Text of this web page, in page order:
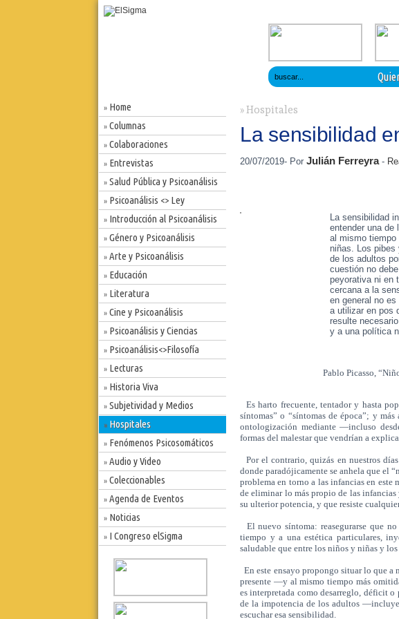
» Home
» Columnas
» Colaboraciones
» Entrevistas
» Salud Pública y Psicoanálisis
» Psicoanálisis <> Ley
» Introducción al Psicoanálisis
» Género y Psicoanálisis
» Arte y Psicoanálisis
» Educación
» Literatura
» Cine y Psicoanálisis
» Psicoanálisis y Ciencias
» Psicoanálisis<>Filosofía
» Lecturas
» Historia Viva
» Subjetividad y Medios
» Hospitales
» Fenómenos Psicosomáticos
» Audio y Video
» Coleccionables
» Agenda de Eventos
» Noticias
» I Congreso elSigma
» Hospitales
La sensibilidad
20/07/2019- Por Julián Ferreyra -
La sensibilidad
entender una
al mismo
niñas. Los pibes
de los adultos
cuestión no
peyorativa ni en
cercana a la
en general no
a utilizar en pos
resulte
y a una política
Pablo Picasso, “Niño con
Es harto frecuente, tentador y hasta
síntomas” o “síntomas de época”; y
ontologización mediante —incluso
formas del malestar que vendrían a
Por el contrario, quizás en nuestros
donde paradójicamente se anhela que el
problema en torno a las infancias en
de eliminar lo más propio de las
su ulterior potencia, y que resiste
El nuevo síntoma: reasegurarse que
tiempo y a una estética particulares,
saludable que entre los niños y niñas y
En este ensayo propongo situar lo que a
presente —y al mismo tiempo más
es interpretada como desarreglo, déficit
de la impotencia de los adultos
escuchar esa sensibilidad.